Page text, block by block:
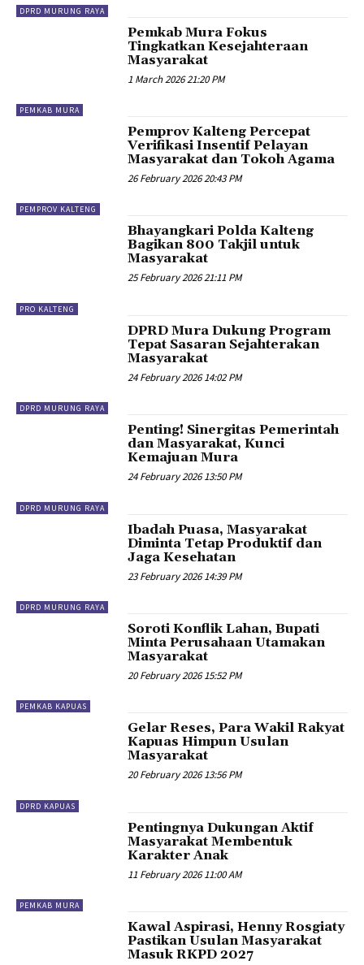
DPRD MURUNG RAYA
PEMKAB MURA
Pemkab Mura Fokus
Tingkatkan Kesejahteraan
Masyarakat
1 March 2026 21:20 PM
PEMPROV KALTENG
Pemprov Kalteng Percepat
Verifikasi Insentif Pelayan
Masyarakat dan Tokoh Agama
26 February 2026 20:43 PM
PRO KALTENG
Bhayangkari Polda Kalteng
Bagikan 800 Takjil untuk
Masyarakat
25 February 2026 21:11 PM
DPRD MURUNG RAYA
DPRD Mura Dukung Program
Tepat Sasaran Sejahterakan
Masyarakat
24 February 2026 14:02 PM
DPRD MURUNG RAYA
Penting! Sinergitas Pemerintah
dan Masyarakat, Kunci
Kemajuan Mura
24 February 2026 13:50 PM
DPRD MURUNG RAYA
Ibadah Puasa, Masyarakat
Diminta Tetap Produktif dan
Jaga Kesehatan
23 February 2026 14:39 PM
PEMKAB KAPUAS
Soroti Konflik Lahan, Bupati
Minta Perusahaan Utamakan
Masyarakat
20 February 2026 15:52 PM
DPRD KAPUAS
Gelar Reses, Para Wakil Rakyat
Kapuas Himpun Usulan
Masyarakat
20 February 2026 13:56 PM
PEMKAB MURA
Pentingnya Dukungan Aktif
Masyarakat Membentuk
Karakter Anak
11 February 2026 11:00 AM
Kawal Aspirasi, Henny Rosgiaty
Pastikan Usulan Masyarakat
Masuk RKPD 2027